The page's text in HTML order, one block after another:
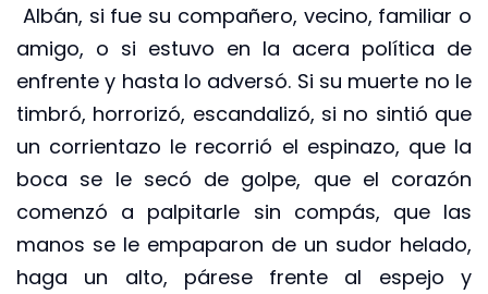
Albán, si fue su compañero, vecino, familiar o
amigo, o si estuvo en la acera política de
enfrente y hasta lo adversó. Si su muerte no le
timbró, horrorizó, escandalizó, si no sintió que
un corrientazo le recorrió el espinazo, que la
boca se le secó de golpe, que el corazón
comenzó a palpitarle sin compás, que las
manos se le empaparon de un sudor helado,
haga un alto, párese frente al espejo y